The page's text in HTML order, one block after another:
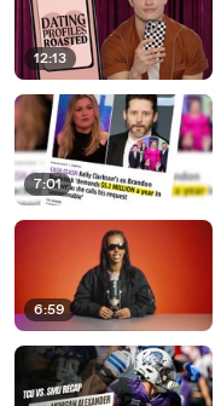
12:13
7:01
6:59